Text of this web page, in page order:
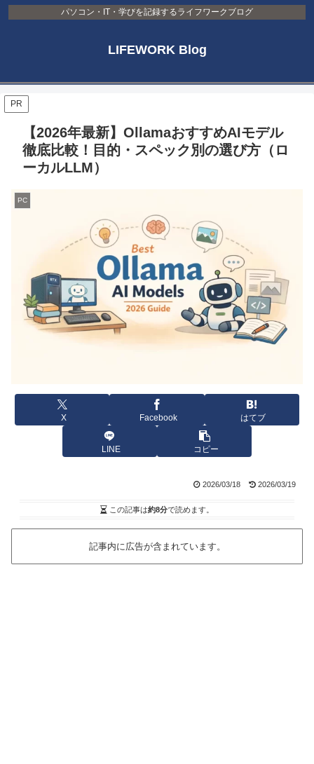
パソコン・IT・学びを記録するライフワークブログ
LIFEWORK Blog
PR
【2026年最新】OllamaおすすめAIモデル
徹底比較！目的・スペック別の選び方（ロ
ーカルLLM）
PC
X Facebook はてブ
LINE コピー
2026/03/18 2026/03/19
この記事は約8分で読めます。
記事内に広告が含まれています。